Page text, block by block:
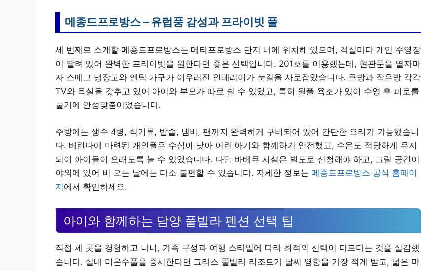
메종드프로방스 – 유럽풍 감성과 프라이빗 풀
세 번째로 소개할 메종드프로방스는 메타프로방스 단지 내에 위치해 있으며, 객실마다 개인 수영장
이 딸려 있어 완벽한 프라이빗을 원한다면 좋은 선택입니다. 201호를 이용했는데, 현관문을 열자마
자 스메그 냉장고와 앤틱 가구가 어우러진 인테리어가 눈길을 사로잡았습니다. 큰방과 작은방 각각
TV와 욕실을 갖추고 있어 아이와 부모가 따로 쉴 수 있었고, 특히 월풀 욕조가 있어 수영 후 피로를
풀기에 안성맞춤이었습니다.
주방에는 생수 4병, 식기류, 밥솥, 냄비, 팬까지 완벽하게 구비되어 있어 간단한 요리가 가능했습니
다. 베란다에 마련된 개인풀은 수심이 낮아 어린 아기와 함께하기 안전했고, 수온도 적당하게 유지
되어 아이들이 오래도록 놀 수 있었습니다. 다만 바베큐 시설은 별도로 신청해야 하고, 그릴 공간이
야외에 있어 비 오는 날에는 다소 불편할 수 있습니다. 자세한 정보는 메종드프로방스 공식 홈페이
지에서 확인하세요.
아이와 함께하는 담양 풀빌라 펜션 선택 팁
직접 세 곳을 경험하고 나니, 가족 구성과 여행 스타일에 따라 최적의 선택이 다르다는 것을 실감했
습니다. 실내 미온수풀을 중시한다면 그라스 풀빌라 리조트가 날씨 영향을 가장 적게 받고, 넓은 마